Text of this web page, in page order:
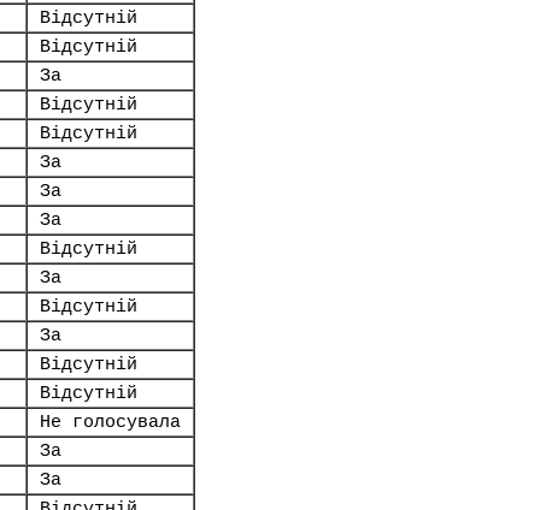
Відсутній
Відсутній
За
Відсутній
Відсутній
За
За
За
Відсутній
За
Відсутній
За
Відсутній
Відсутній
Не голосувала
За
За